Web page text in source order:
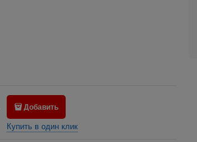
Добавить
Купить в один клик